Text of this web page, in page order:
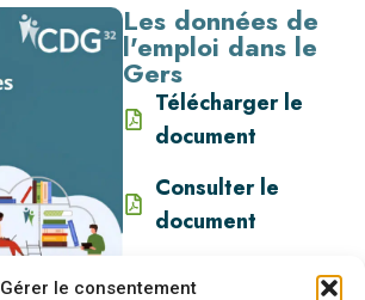
Gérer le consentement
Les données de
l'emploi dans le
Gers
Télécharger le
document
Consulter le
document